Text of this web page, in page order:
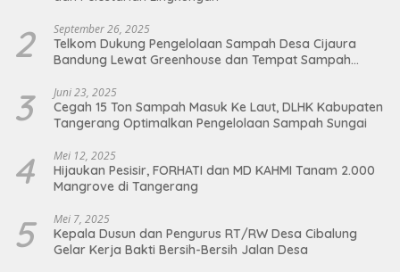
2 September 26, 2025
Telkom Dukung Pengelolaan Sampah Desa Cijaura
Bandung Lewat Greenhouse dan Tempat Sampah
3 Juni 23, 2025
Cegah 15 Ton Sampah Masuk Ke Laut, DLHK Kabupaten
Tangerang Optimalkan Pengelolaan Sampah Sungai
4 Mei 12, 2025
Hijaukan Pesisir, FORHATI dan MD KAHMI Tanam 2.000
Mangrove di Tangerang
5 Mei 7, 2025
Kepala Dusun dan Pengurus RT/RW Desa Cibalung
Gelar Kerja Bakti Bersih-Bersih Jalan Desa